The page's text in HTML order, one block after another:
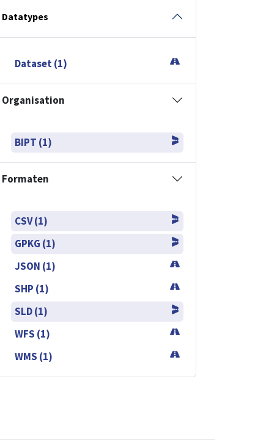
Datatypes
Dataset (1)
Organisation
BIPT (1)
Formaten
CSV (1)
GPKG (1)
JSON (1)
SHP (1)
SLD (1)
WFS (1)
WMS (1)